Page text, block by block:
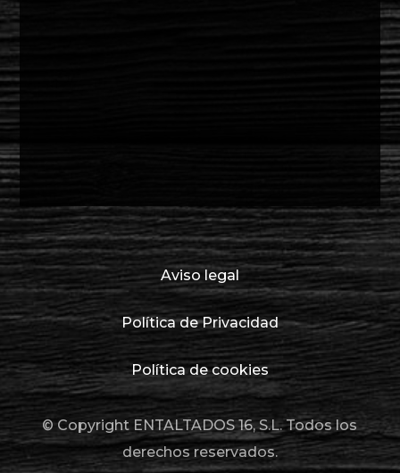
Aviso legal
Política de Privacidad
Política de cookies
© Copyright ENTALTADOS 16, S.L. Todos los
derechos reservados.